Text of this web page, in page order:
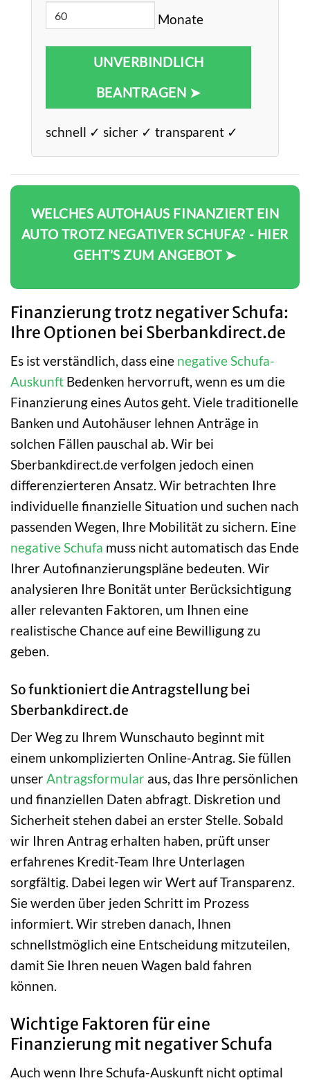
Monate
UNVERBINDLICH
BEANTRAGEN ➤
schnell ✓ sicher ✓ transparent ✓
WELCHES AUTOHAUS FINANZIERT EIN
AUTO TROTZ NEGATIVER SCHUFA? - HIER
GEHT’S ZUM ANGEBOT ➤
Finanzierung trotz negativer Schufa:
Ihre Optionen bei Sberbankdirect.de
Es ist verständlich, dass eine negative Schufa-
Auskunft Bedenken hervorruft, wenn es um die
Finanzierung eines Autos geht. Viele traditionelle
Banken und Autohäuser lehnen Anträge in
solchen Fällen pauschal ab. Wir bei
Sberbankdirect.de verfolgen jedoch einen
differenzierteren Ansatz. Wir betrachten Ihre
individuelle finanzielle Situation und suchen nach
passenden Wegen, Ihre Mobilität zu sichern. Eine
negative Schufa muss nicht automatisch das Ende
Ihrer Autofinanzierungspläne bedeuten. Wir
analysieren Ihre Bonität unter Berücksichtigung
aller relevanten Faktoren, um Ihnen eine
realistische Chance auf eine Bewilligung zu
geben.
So funktioniert die Antragstellung bei
Sberbankdirect.de
Der Weg zu Ihrem Wunschauto beginnt mit
einem unkomplizierten Online-Antrag. Sie füllen
unserAntragsformular aus, das Ihre persönlichen
und finanziellen Daten abfragt. Diskretion und
Sicherheit stehen dabei an erster Stelle. Sobald
wir Ihren Antrag erhalten haben, prüft unser
erfahrenes Kredit-Team Ihre Unterlagen
sorgfältig. Dabei legen wir Wert auf Transparenz.
Sie werden über jeden Schritt im Prozess
informiert. Wir streben danach, Ihnen
schnellstmöglich eine Entscheidung mitzuteilen,
damit Sie Ihren neuen Wagen bald fahren
können.
Wichtige Faktoren für eine
Finanzierung mit negativer Schufa
Auch wenn Ihre Schufa-Auskunft nicht optimal